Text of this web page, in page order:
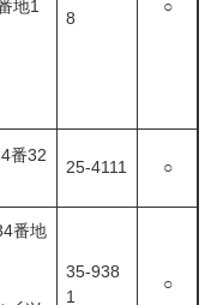
地1
8
○
番32
25-4111 ○
番地
35-938
1
○